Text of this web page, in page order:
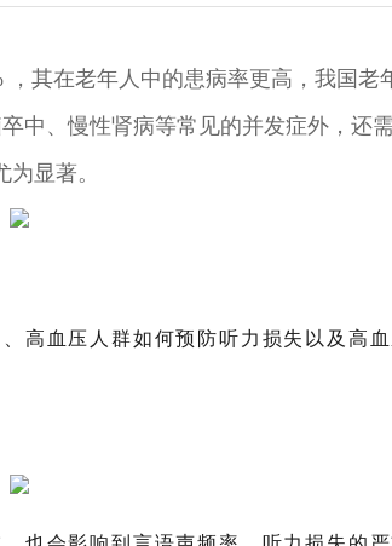
其在老年人中的患病率更高，我国老
、慢性肾病等常见的并发症外，还
显著。
高血压人群如何预防听力损失以及高